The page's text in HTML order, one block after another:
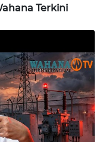
Terkini